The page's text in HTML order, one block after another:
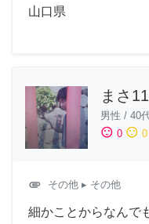
山口県
まさ
男性 / 40
sentiment_satisfied 0 sentiment_neutral 0
attachment その他 ▸ その他
細かことからなんで